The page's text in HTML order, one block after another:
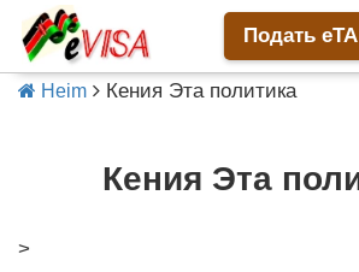
Подать eTA
Heim Кения Эта политика
Кения Эта
>